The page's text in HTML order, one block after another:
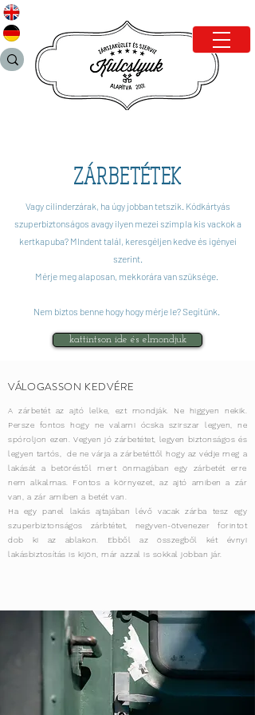
ZÁRBETÉTEK
Vagy cilinderzárak, ha úgy jobban tetszik. Kódkártyás
szuperbiztonságos avagy ilyen mezei szimpla kis vackok a
kertkapuba? MIndent talál, keresgéljen kedve és igényei
szerint.
Mérje meg alaposan, mekkorára van szüksége.
Nem biztos benne hogy hogy mérje le? Segítünk.
kattintson ide és elmondjuk
VÁLOGASSON KEDVÉRE
A zárbetét az ajtó lelke, ezt mondják. Ne higgyen nekik.
Persze fontos hogy ne valami ócska szirszar legyen, ne
spóroljon ezen. Vegyen jó zárbetétet, legyen biztonságos és
legyen tartós, de ne várja a zárbetéttől hogy az védje meg a
lakását a betöréstől mert önmagában egy zárbetét erre
nem alkalmas. Fontos a környezet, az ajtó amiben a zár
van, a zár amiben a betét van.
Ha egy panel lakás ajtajában lévő vacak zárba tesz egy
szuperbiztonságos zárbtétet, negyven-ötvenezer forintot
dob ki az ablakon. Ebből az összegből két évnyi
lakásbiztosítás is kijön, már azzal is sokkal jobban jár.